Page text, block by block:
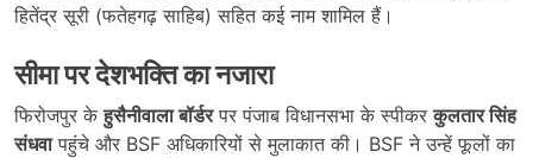
हितेंद्र सूरी (फतेहगढ़ साहिब) सहित कई नाम शामिल हैं।
सीमा पर देशभक्ति का नजारा
फिरोजपुर केहुसैनीवाला बॉर्डरपर पंजाब विधानसभा के स्पीकरकुलतार सिंह
संधवापहुंचे और BSF अधिकारियों से मुलाकात की। BSF ने उन्हें फूलों का